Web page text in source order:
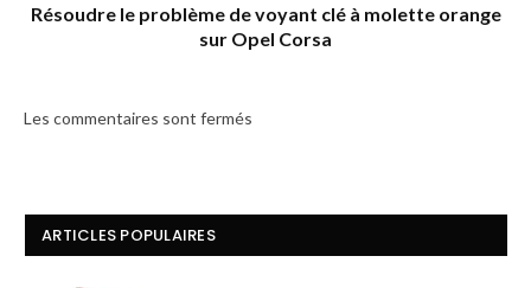
Résoudre le problème de voyant clé à molette orange
sur Opel Corsa
Les commentaires sont fermés
ARTICLES POPULAIRES